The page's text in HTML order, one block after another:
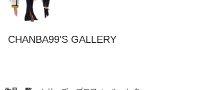
CHANBA99'S GALLERY